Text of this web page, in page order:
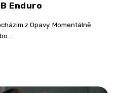
Enduro
z Opavy. Momentálně